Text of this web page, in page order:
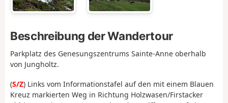
Beschreibung der Wandertour
Parkplatz des Genesungszentrums Sainte-Anne oberhalb
von Jungholtz.
(S/Z) Links vom Informationstafel auf den mit einem Blauen
Kreuz markierten Weg in Richtung Holzwasen/Firstacker